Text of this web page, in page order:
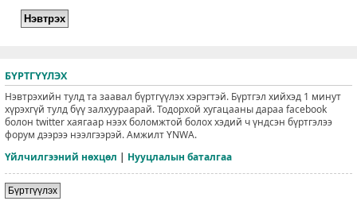
БҮРТГҮҮЛЭХ
Нэвтрэхийн тулд та заавал бүртгүүлэх хэрэгтэй. Бүртгэл хийхэд 1 минут
хүрэхгүй тулд бүү залхуураарай. Тодорхой хугацааны дараа facebook
болон twitter хаягаар нээх боломжтой болох хэдий ч үндсэн бүртгэлээ
форум дээрээ нээлгээрэй. Амжилт YNWA.
Үйлчилгээний нөхцөл | Нууцлалын баталгаа
Бүртгүүлэх